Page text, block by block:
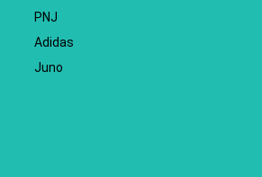
PNJ
Adidas
Juno